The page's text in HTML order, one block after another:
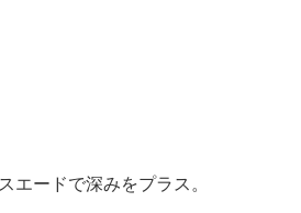
ードで深みをプラス。